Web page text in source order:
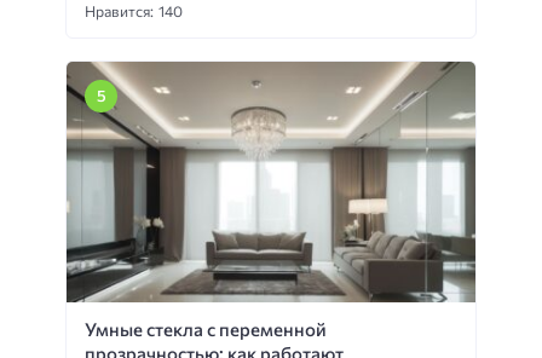
Нравится: 140
Умные стекла с переменной
прозрачностью: как работают